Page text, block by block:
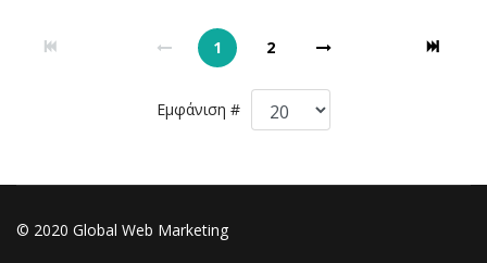
1 2
Εμφάνιση #
© 2020 Global Web Marketing